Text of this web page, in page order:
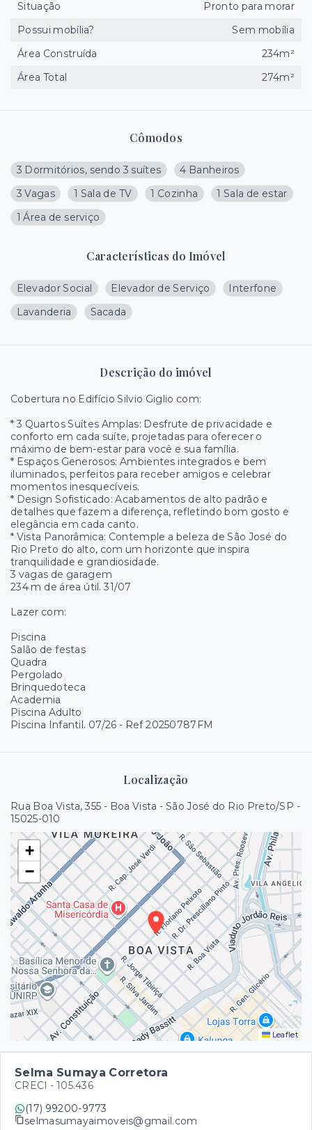
Cômodos
3 Dormitórios, sendo 3 suítes
4 Banheiros
3 Vagas
1 Sala de TV 1 Cozinha
1 Sala de estar
1 Área de serviço
Características do Imóvel
Elevador Social Elevador de Serviço
Interfone
Lavanderia
Sacada
Descrição do imóvel
Cobertura no Edifício Silvio Giglio com:
* 3 Quartos Suítes Amplas: Desfrute de privacidade e
conforto em cada suíte, projetadas para oferecer o
máximo de bem-estar para você e sua família.
* Espaços Generosos: Ambientes integrados e bem
iluminados, perfeitos para receber amigos e celebrar
momentos inesquecíveis.
* Design Sofisticado: Acabamentos de alto padrão e
detalhes que fazem a diferença, refletindo bom gosto e
elegância em cada canto.
* Vista Panorâmica: Contemple a beleza de São José do
Rio Preto do alto, com um horizonte que inspira
tranquilidade e grandiosidade.
3 vagas de garagem
234 m de área útil. 31/07
Lazer com:
Piscina
Salão de festas
Quadra
Pergolado
Brinquedoteca
Academia
Piscina Adulto
Piscina Infantil. 07/26 - Ref 20250787FM
Localização
Rua Boa Vista, 355 - Boa Vista - São José do Rio Preto/SP -
15025-010
+
−
Leaflet
Situação
Pronto para morar
Possui mobília?
Sem mobília
Área Construída
234m²
Área Total
274m²
Selma Sumaya Corretora
CRECI - 105.436
(17) 99200-9773
selmasumayaimoveis@gmail.com